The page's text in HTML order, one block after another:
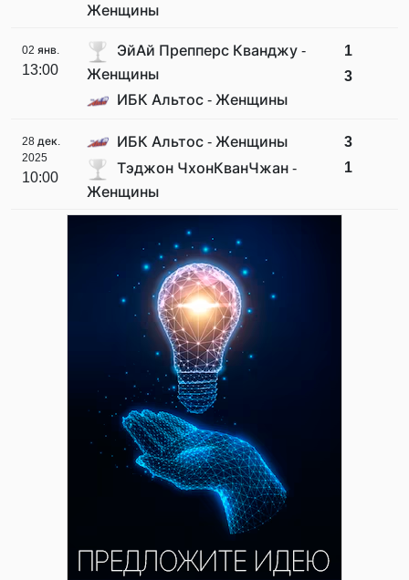
Женщины
02 янв.
13:00
ЭйАй Препперс Кванджу -
Женщины
ИБК Альтос - Женщины
1
3
28 дек.
2025
10:00
ИБК Альтос - Женщины
Тэджон ЧхонКванЧжан -
Женщины
3
1